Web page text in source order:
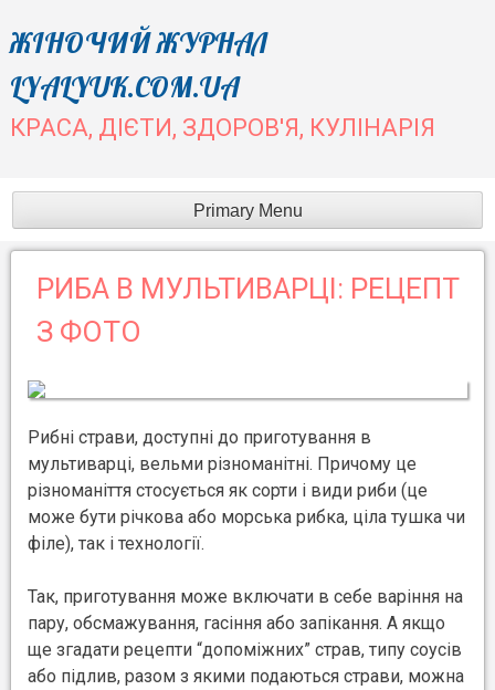
Skip
content
ЖІНОЧИЙ ЖУРНАЛ
LYALYUK.COM.UA
КРАСА, ДІЄТИ, ЗДОРОВ'Я, КУЛІНАРІЯ
Primary Menu
РИБА В МУЛЬТИВАРЦІ: РЕЦЕПТ
З ФОТО
Рибні страви, доступні до приготування в
мультиварці, вельми різноманітні. Причому це
різноманіття стосується як сорти і види риби (це
може бути річкова або морська рибка, ціла тушка чи
філе), так і технології.
Так, приготування може включати в себе варіння на
пару, обсмажування, гасіння або запікання. А якщо
ще згадати рецепти “допоміжних” страв, типу соусів
або підлив, разом з якими подаються страви, можна